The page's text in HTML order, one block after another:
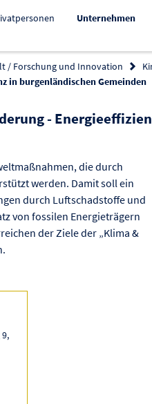
UnternehmenAktiv
/ Forschung und Innovation
in burgenländischen Gemeinden
-
zur Förderung kopieren
die durch
werden. Damit soll ein
durch Luftschadstoffe und
von fossilen Energieträgern
der Ziele der „Klima &